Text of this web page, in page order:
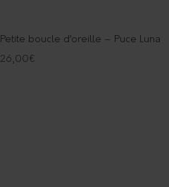
Petite boucle d’oreille – Puce Luna
26,00€